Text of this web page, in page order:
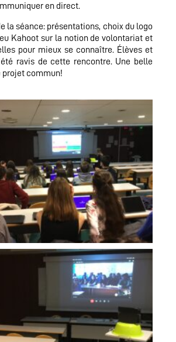
en direct.
la séance: présentations, choix du logo
Kahoot sur la notion de volontariat et
pour mieux se connaître. Élèves et
ravis de cette rencontre. Une belle
projet commun!